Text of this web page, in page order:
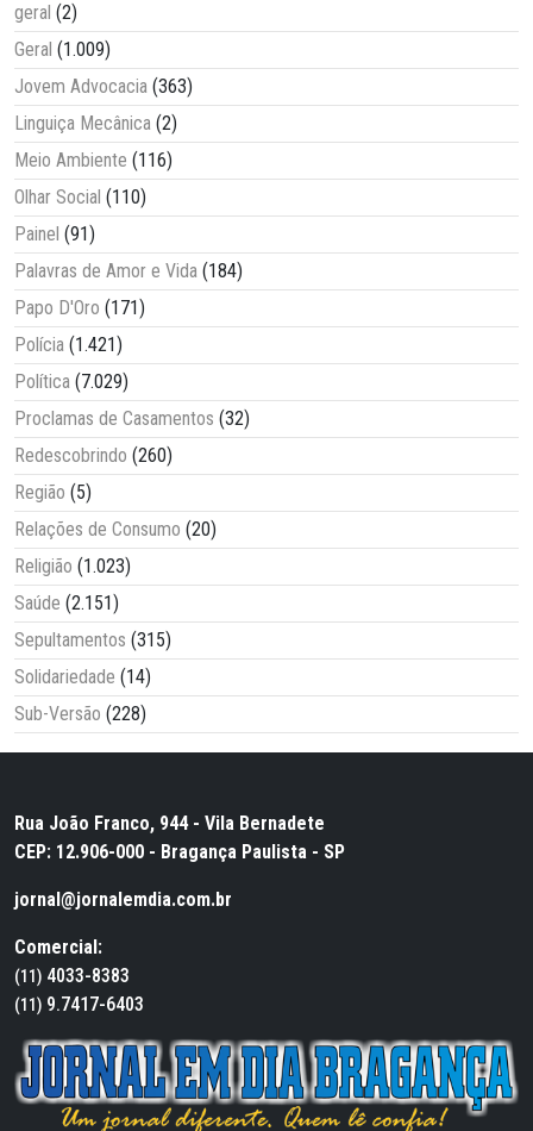
geral (2)
Geral (1.009)
Jovem Advocacia (363)
Linguiça Mecânica (2)
Meio Ambiente (116)
Olhar Social (110)
Painel (91)
Palavras de Amor e Vida (184)
Papo D'Oro (171)
Polícia (1.421)
Política (7.029)
Proclamas de Casamentos (32)
Redescobrindo (260)
Região (5)
Relações de Consumo (20)
Religião (1.023)
Saúde (2.151)
Sepultamentos (315)
Solidariedade (14)
Sub-Versão (228)
Rua João Franco, 944 - Vila Bernadete
CEP: 12.906-000 - Bragança Paulista - SP
jornal@jornalemdia.com.br
Comercial:
(11) 4033-8383
(11) 9.7417-6403